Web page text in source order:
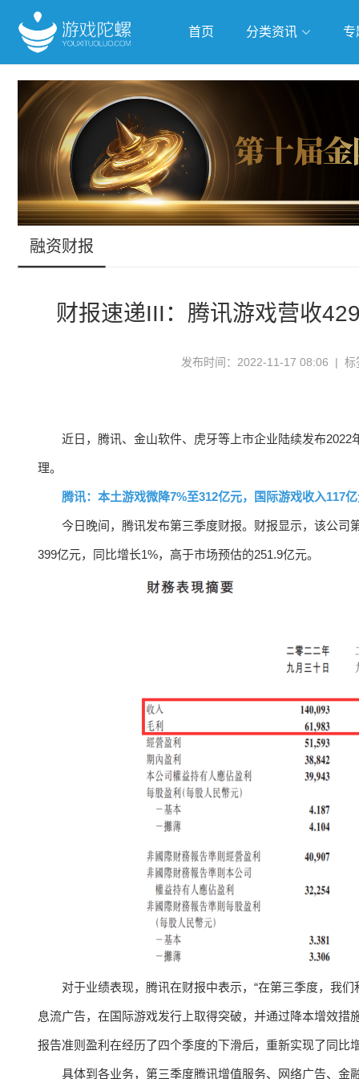
首页 分类资讯
抢滩全球 人工智能 武侠游
跨界Talk
融资财报
财报速递III：腾讯游戏营收
发布时间：2022-11-17 08:06 |
近日，腾讯、金山软件、虎牙等上市企业陆续发布
理。
腾讯：本土游戏微降7%至312亿元，国际游戏收入117
今日晚间，腾讯发布第三季度财报。财报显示，该公司
399亿元，同比增长1%，高于市场预估的251.9亿元。
对于业绩表现，腾讯在财报中表示，“在第三季度，我
息流广告，在国际游戏发行上取得突破，并通过降本增效
报告准则盈利在经历了四个季度的下滑后，重新实现了同比
具体到各业务，第三季度腾讯增值服务、网络广告、金